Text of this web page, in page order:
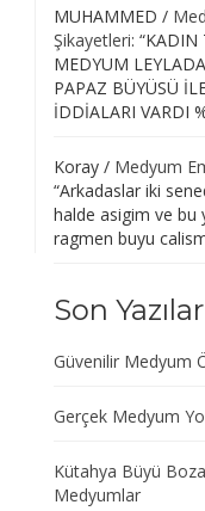
MUHAMMED /
Şikayetleri: “KADIN
MEDYUM
PAPAZ BÜYÜSÜ
İDDİALARI VARDI
Koray/ Medyum
“Arkadaslar iki
halde asigim ve bu
ragmen buyu
Son Yazılar
Güvenilir Medyum
Gerçek Medyum
Kütahya Büyü
Medyumlar